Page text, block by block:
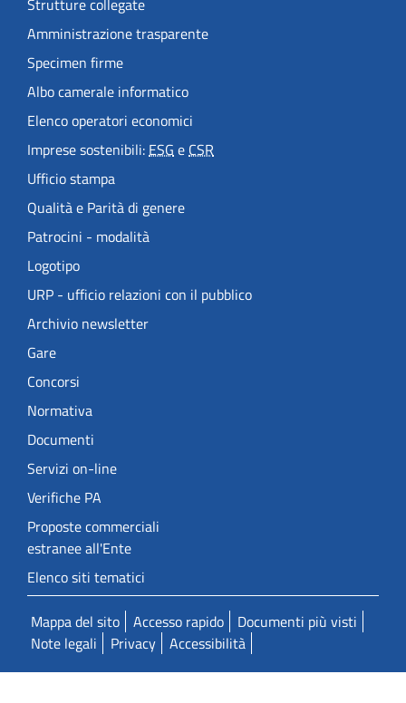
Strutture collegate
Amministrazione trasparente
Specimen firme
Albo camerale informatico
Elenco operatori economici
Imprese sostenibili:ESGeCSR
Ufficio stampa
Qualità e Parità di genere
Patrocini - modalità
Logotipo
URP - ufficio relazioni con il pubblico
Archivio newsletter
Gare
Concorsi
Normativa
Documenti
Servizi on-line
Verifiche PA
Proposte commerciali
estranee all'Ente
Elenco siti tematici
Mappa del sito Accesso rapido
Documenti più visti
Note legali
Privacy Accessibilità